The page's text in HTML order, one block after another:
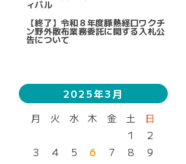
ィバル
【終了】令和８年度豚熱経口ワクチ
ン野外散布業務委託に関する入札公
告について
2025年3月
月
火 水 木 金 土
日
1
2
3
4 5 6 7 8
9